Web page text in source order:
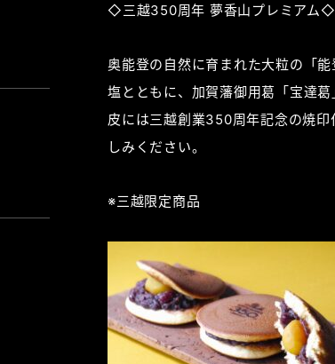
◇三越350周年 夢香山プレミア
奥能登の自然に育まれた大粒の「
塩とともに、加賀藩御用葛「宝達葛
皮には三越創業350周年記念の焼
しみください。
※三越限定商品